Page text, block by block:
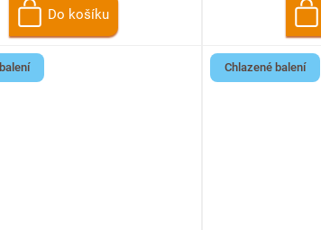
Do košíku
Chlazené balení